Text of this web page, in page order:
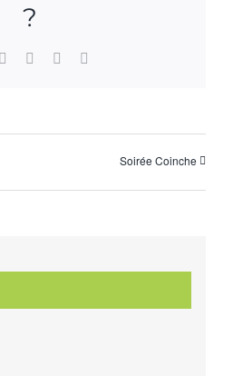
?
WhatsApp
Pinterest
Soirée Coinche